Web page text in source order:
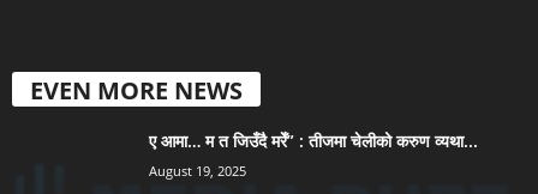
EVEN MORE NEWS
ए आमा… म त जिउँदै मरेँ” : तीजमा चेलीको करुण व्यथा...
August 19, 2025